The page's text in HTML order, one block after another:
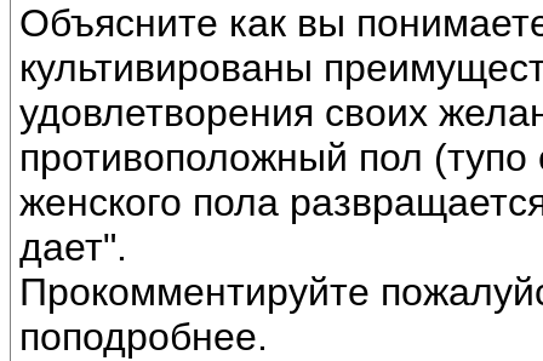
Объясните как вы
культивированы
удовлетворения своих
противоположный пол
женского пола
дает".
Прокомментируйте
поподробнее.